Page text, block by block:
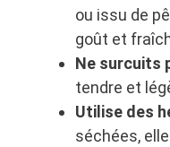
ou issu de
goût et
Ne surcuits
tendre et
Utilise des
séchées,